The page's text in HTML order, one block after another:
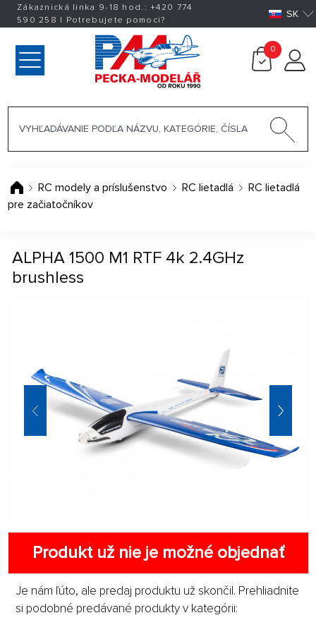
Zákaznická linka 9-18 hod.:+420 774
590 258 | Potrebujete pomoci? SK
0
RC modely a príslušenstvo RC lietadlá
RC lietadlá
pre začiatočníkov
ALPHA 1500 M1 RTF 4k 2.4GHz
brushless
Produkt už nie je možné objednať
Je nám ľúto, ale predaj produktu už skončil. Prehliadnite
si podobné predávané produkty v kategórii: